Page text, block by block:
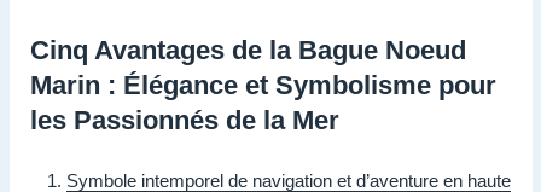
Cinq Avantages de la Bague Noeud
Marin : Élégance et Symbolisme pour
les Passionnés de la Mer
Symbole intemporel de navigation et d’aventure en haute